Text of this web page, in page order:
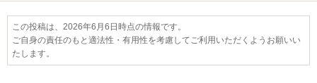
この投稿は、2026年6月6日時点の情報です。
ご自身の責任のもと適法性・有用性を考慮してご利用いただくようお願いい
たします。